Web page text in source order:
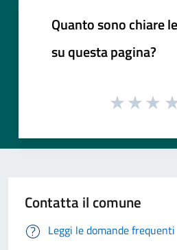
Quanto sono chiare
su questa pagina?
Contatta il comune
Leggi le domande frequenti